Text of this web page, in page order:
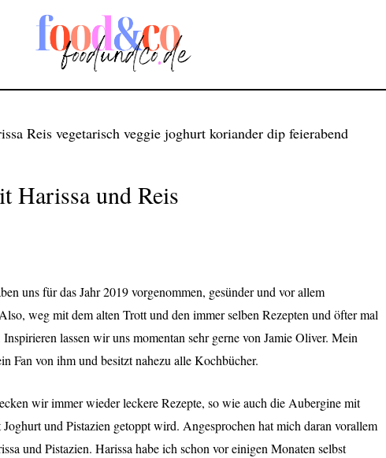
Harissa und Reis
uns für das Jahr 2019 vorgenommen, gesünder und vor allem
weg mit dem alten Trott und den immer selben Rezepten und öfter mal
lassen wir uns momentan sehr gerne von Jamie Oliver. Mein
Fan von ihm und besitzt nahezu alle Kochbücher.
wir immer wieder leckere Rezepte, so wie auch die Aubergine mit
und Pistazien getoppt wird. Angesprochen hat mich daran vorallem
und Pistazien. Harissa habe ich schon vor einigen Monaten selbst